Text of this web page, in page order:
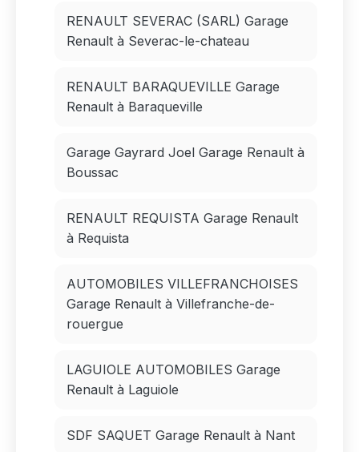
RENAULT SEVERAC (SARL) Garage
Renault à Severac-le-chateau
RENAULT BARAQUEVILLE Garage
Renault à Baraqueville
Garage Gayrard Joel Garage Renault à
Boussac
RENAULT REQUISTA Garage Renault
à Requista
AUTOMOBILES VILLEFRANCHOISES
Garage Renault à Villefranche-de-
rouergue
LAGUIOLE AUTOMOBILES Garage
Renault à Laguiole
SDF SAQUET Garage Renault à Nant